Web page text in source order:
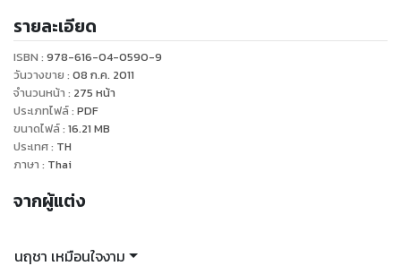
รายละเอียด
ISBN : 978-616-04-0590-9
วันวางขาย : 08 ก.ค. 2011
จำนวนหน้า : 275 หน้า
ประเภทไฟล์: PDF
ขนาดไฟล์: 16.21 MB
ประเทศ: TH
ภาษา : Thai
จากผู้แต่ง
นฤชา เหมือนใจงาม